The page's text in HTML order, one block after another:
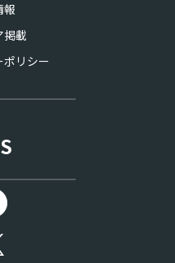
報
掲載
ポリシー